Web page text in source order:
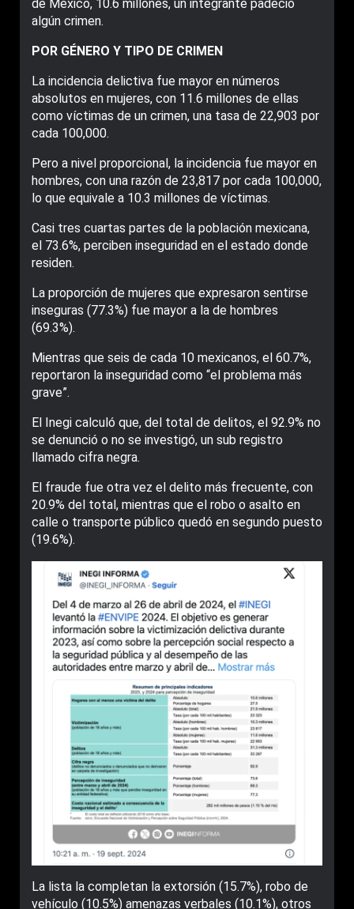
de México, 10.6 millones, un integrante padeció
algún crimen.
POR GÉNERO Y TIPO DE CRIMEN
La incidencia delictiva fue mayor en números
absolutos en mujeres, con 11.6 millones de ellas
como víctimas de un crimen, una tasa de 22,903 por
cada 100,000.
Pero a nivel proporcional, la incidencia fue mayor en
hombres, con una razón de 23,817 por cada 100,000,
lo que equivale a 10.3 millones de víctimas.
Casi tres cuartas partes de la población mexicana,
el 73.6%, perciben inseguridad en el estado donde
residen.
La proporción de mujeres que expresaron sentirse
inseguras (77.3%) fue mayor a la de hombres
(69.3%).
Mientras que seis de cada 10 mexicanos, el 60.7%,
reportaron la inseguridad como “el problema más
grave”.
El Inegi calculó que, del total de delitos, el 92.9% no
se denunció o no se investigó, un sub registro
llamado cifra negra.
El fraude fue otra vez el delito más frecuente, con
20.9% del total, mientras que el robo o asalto en
calle o transporte público quedó en segundo puesto
(19.6%).
La lista la completan la extorsión (15.7%), robo de
vehículo (10.5%) amenazas verbales (10.1%), otros